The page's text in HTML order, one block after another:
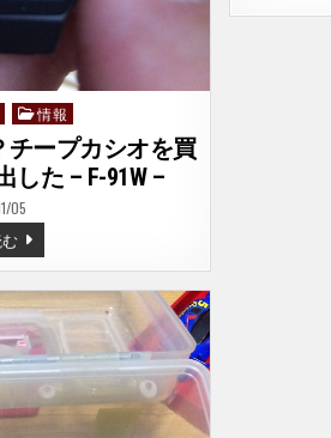
情報
チープカシオを買
した – F-91W –
05
逆
に
ダ
サ
カ
ッ
コ
い
い？
チ
ー
プ
カ